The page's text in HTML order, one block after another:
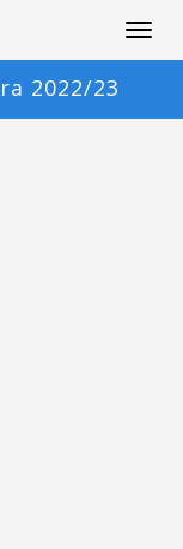
2022/23